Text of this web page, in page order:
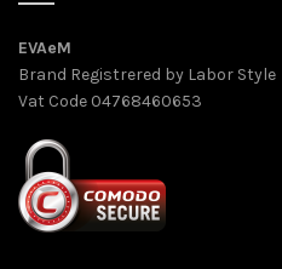
EVAeM
Brand Registrered by Labor Style
Vat Code 04768460653